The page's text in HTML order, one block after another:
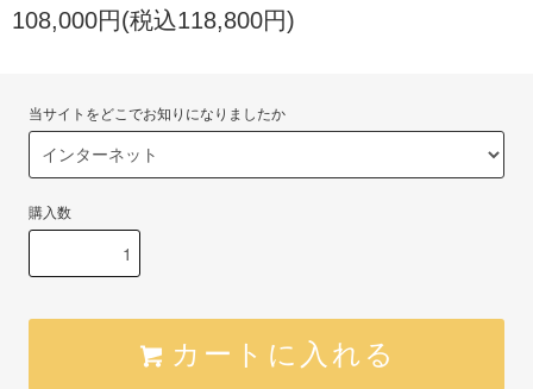
108,000円(税込118,800円)
当サイトをどこでお知りになりましたか
購入数
カートに入れる